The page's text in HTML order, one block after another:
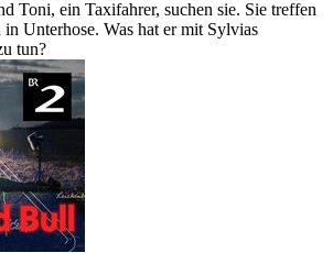
Toni, ein Taxifahrer, suchen sie. Sie treffen
Unterhose. Was hat er mit Sylvias
tun?